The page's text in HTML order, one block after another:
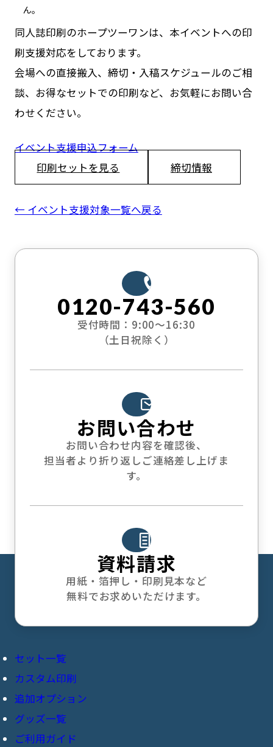
ん。
同人誌印刷のホープツーワンは、本イベントへの印
刷支援対応をしております。
会場への直接搬入、締切・入稿スケジュールのご相
談、お得なセットでの印刷など、お気軽にお問い合
わせください。
イベント支援申込フォーム
印刷セットを見る
締切情報
← イベント支援対象一覧へ戻る
0120-743-560
受付時間：9:00〜16:30
（土日祝除く）
お問い合わせ
お問い合わせ内容を確認後、
担当者より折り返しご連絡差し上げま
す。
資料請求
用紙・箔押し・印刷見本など
無料でお求めいただけます。
セット一覧
オンデマンド印刷
ポケットセット＋
カスタム印刷
共紙本
追加オプション
表紙加工
グッズ一覧
チェキ風カード
ご利用ガイド